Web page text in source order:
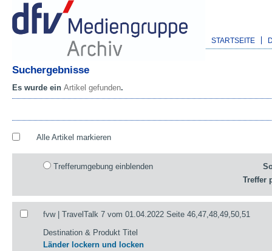
STARTSEITE
Suchergebnisse
Es wurde ein Artikel gefunden.
Alle Artikel markieren
Trefferumgebung einblenden
Treffer
fvw | TravelTalk 7 vom 01.04.2022 Seite 46,47,48,49,50,51
Destination & Produkt Titel
Länder lockern und locken